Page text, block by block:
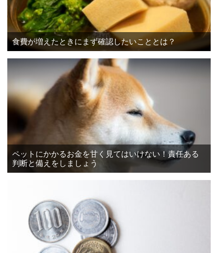
食費が増えたときにまず確認したいこととは？
ペットにかかるお金を甘く見てはいけない！責任ある
判断と備えをしましょう